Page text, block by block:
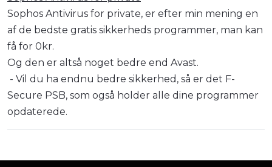
Sophos Antivirus for private, er efter min mening en
af de bedste gratis sikkerheds programmer, man kan
få for 0kr.
Og den er altså noget bedre end Avast.
- Vil du ha endnu bedre sikkerhed, så er det F-
Secure PSB, som også holder alle dine programmer
opdaterede.